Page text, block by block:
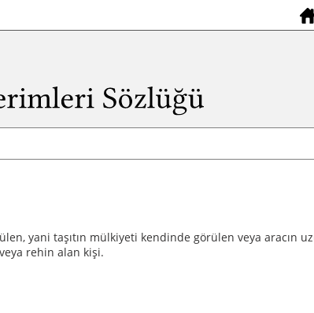
yani taşıtın mülkiyeti kendinde görülen veya aracın
rehin alan kişi.